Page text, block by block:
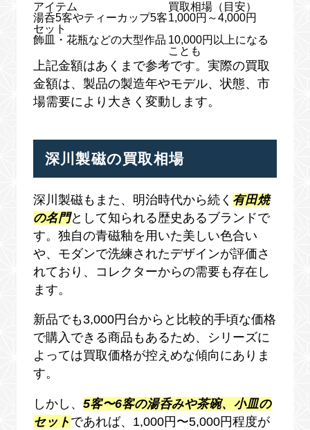
アイテム
買取相場（目安）
湯呑5客やティーカップ5客
セット
1,000円～4,000円
飾皿・花瓶などの大型作品 10,000円以上になる
ことも
上記金額はあくまで参考です。実際の買取
金額は、製品の製造年やモデル、状態、市
場需要により大きく変動します。
深川製磁の買取相場
深川製磁もまた、明治時代から続く 有田焼
の名門として知られる歴史あるブランドで
す。独自の青磁釉を用いた美しい色合い
や、モダンで洗練されたデザインが評価さ
れており、コレクターからの需要も存在し
ます。
新品でも3,000円台からと比較的手頃な価格
で購入できる商品もあるため、シリーズに
よっては買取価格が控えめな傾向にありま
す。
しかし、 5客〜6客の湯呑みや茶碗、小皿の
セットであれば、1,000円〜5,000円程度が